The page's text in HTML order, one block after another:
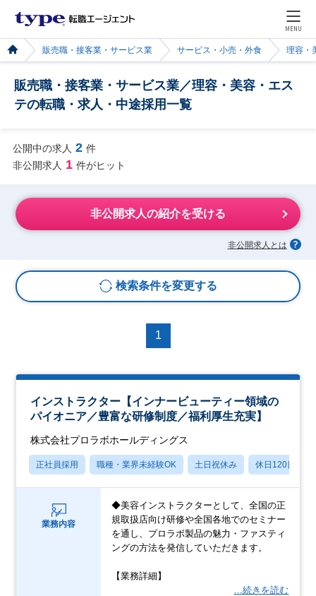
MENU
販売職・接客業・サービス業 サービス・小売・外食 理容・
販売職・接客業・サービス業／理容・美容・エス
テの転職・求人・中途採用一覧
公開中の求人 2 件
非公開求人 1 件がヒット
非公開求人の紹介を受ける
非公開求人とは
検索条件を変更する
1
インストラクター【インナービューティー領域の
パイオニア／豊富な研修制度／福利厚生充実】
株式会社プロラボホールディングス
正社員採用 職種・業界未経験OK 土日祝休み 休日120日以上
業務内容
◆美容インストラクターとして、全国の正
規取扱店向け研修や全国各地でのセミナー
を通し、プロラボ製品の魅力・ファスティ
ングの方法を発信していただきます。
【業務詳細】
…続きを読む